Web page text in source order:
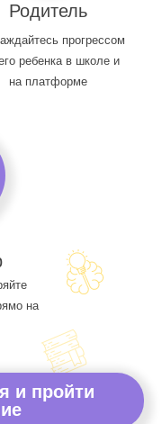
Родитель
прогрессом
ребенка в школе и
на платформе
на
и пройти